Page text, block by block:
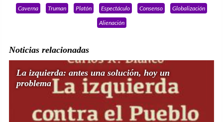
Caverna Truman Platón Espectáculo Consenso
Globalización
Alienación
Noticias relacionadas
La izquierda: antes una solución, hoy un
problema